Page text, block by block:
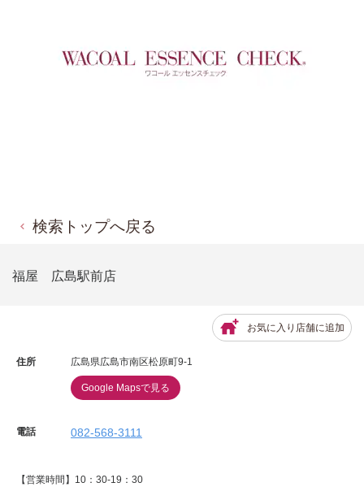
検索トップへ戻る
福屋 広島駅前店
お気に入り店舗に追加
住所 広島県広島市南区松原町9-1
Google Mapsで見る
電話 082-568-3111
【営業時間】10：30-19：30